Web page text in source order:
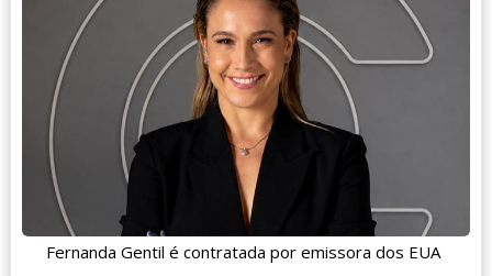
Fernanda Gentil é contratada por emissora dos EUA